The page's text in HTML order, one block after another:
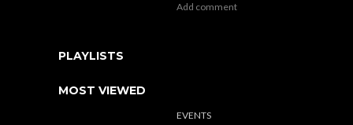
Add comment
PLAYLISTS
MOST VIEWED
EVENTS